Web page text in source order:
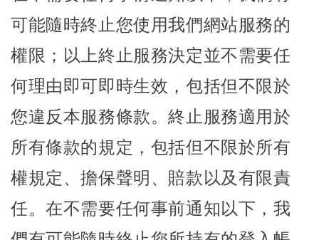
可能隨時終止您使用我們網站服務的
權限；以上終止服務決定並不需要任
何理由即可即時生效，包括但不限於
您違反本服務條款。終止服務適用於
所有條款的規定，包括但不限於所有
權規定、擔保聲明、賠款以及有限責
任。在不需要任何事前通知以下，我